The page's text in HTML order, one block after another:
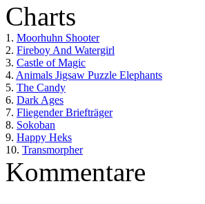
Charts
1. Moorhuhn Shooter
2. Fireboy And Watergirl
3. Castle of Magic
4. Animals Jigsaw Puzzle Elephants
5. The Candy
6. Dark Ages
7. Fliegender Briefträger
8. Sokoban
9. Happy Heks
10. Transmorpher
Kommentare